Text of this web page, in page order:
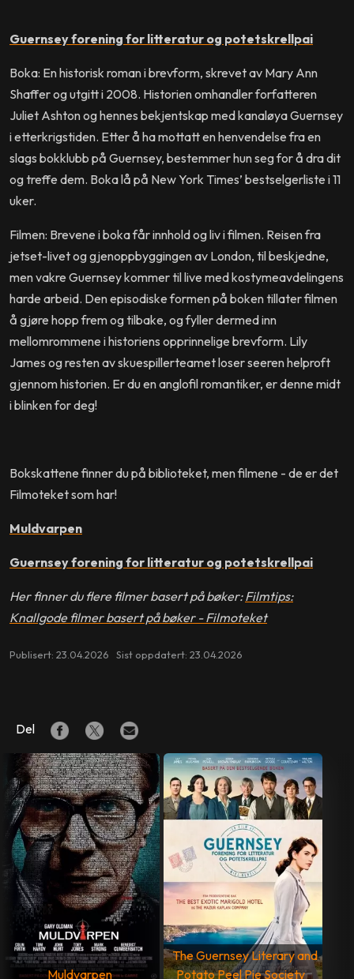
Guernsey forening for litteratur og potetskrellpai
Boka: En historisk roman i brevform, skrevet av Mary Ann
Shaffer og utgitt i 2008. Historien omhandler forfatteren
Juliet Ashton og hennes bekjentskap med kanaløya Guernsey
i etterkrigstiden. Etter å ha mottatt en henvendelse fra en
slags bokklubb på Guernsey, bestemmer hun seg for å dra dit
og treffe dem. Boka lå på New York Times’ bestselgerliste i 11
uker.
Filmen: Brevene i boka får innhold og liv i filmen. Reisen fra
jetset-livet og gjenoppbyggingen av London, til beskjedne,
men vakre Guernsey kommer til live med kostymeavdelingens
harde arbeid. Den episodiske formen på boken tillater filmen
å gjøre hopp frem og tilbake, og fyller dermed inn
mellomrommene i historiens opprinnelige brevform. Lily
James og resten av skuespillerteamet loser seeren helproft
gjennom historien. Er du en anglofil romantiker, er denne midt
i blinken for deg!
Bokskattene finner du på biblioteket, men filmene - de er det
Filmoteket som har!
Muldvarpen
Guernsey forening for litteratur og potetskrellpai
Her finner du flere filmer basert på bøker:Filmtips:
Knallgode filmer basert på bøker - Filmoteket
Publisert: 23.04.2026 Sist oppdatert: 23.04.2026
Del
Muldvarpen
The Guernsey Literary and
Potato Peel Pie Society